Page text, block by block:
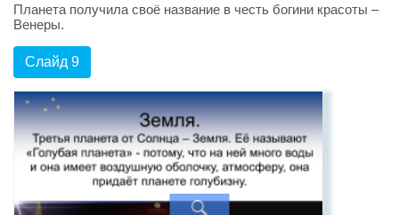
Планета получила своё название в честь богини красоты –
Венеры.
Слайд 9